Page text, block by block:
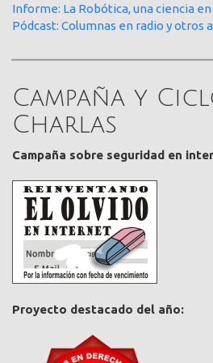
Informe: La Robótica, una ciencia
Pódcast: Columnas en radio y otros
Campaña y
Charlas
Campaña sobre seguridad en
Proyecto destacado del año: